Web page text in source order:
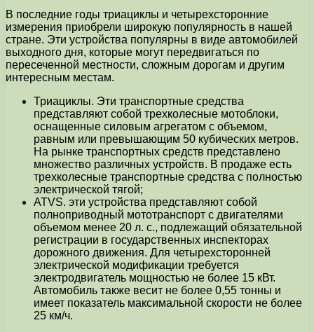
В последние годы триациклы и четырехсторонние
измерения приобрели широкую популярность в нашей
стране. Эти устройства популярны в виде автомобилей
выходного дня, которые могут передвигаться по
пересеченной местности, сложным дорогам и другим
интересным местам.
Триациклы. Эти транспортные средства
представляют собой трехколесные мотоблоки,
оснащенные силовым агрегатом с объемом,
равным или превышающим 50 кубических метров.
На рынке транспортных средств представлено
множество различных устройств. В продаже есть
трехколесные транспортные средства с полностью
электрической тягой;
ATVS. эти устройства представляют собой
полноприводный мототранспорт с двигателями
объемом менее 20 л. с., подлежащий обязательной
регистрации в государственных инспекторах
дорожного движения. Для четырехсторонней
электрической модификации требуется
электродвигатель мощностью не более 15 кВт.
Автомобиль также весит не более 0,55 тонны и
имеет показатель максимальной скорости не более
25 км/ч.